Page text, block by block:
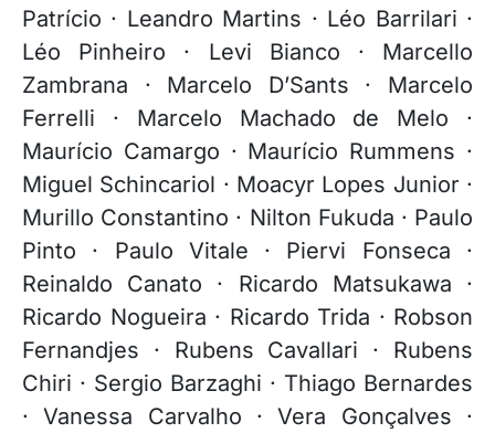
Patrício · Leandro Martins · Léo Barrilari ·
Léo Pinheiro · Levi Bianco · Marcello
Zambrana · Marcelo D’Sants · Marcelo
Ferrelli · Marcelo Machado de Melo ·
Maurício Camargo · Maurício Rummens ·
Miguel Schincariol · Moacyr Lopes Junior ·
Murillo Constantino · Nilton Fukuda · Paulo
Pinto · Paulo Vitale · Piervi Fonseca ·
Reinaldo Canato · Ricardo Matsukawa ·
Ricardo Nogueira · Ricardo Trida · Robson
Fernandjes · Rubens Cavallari · Rubens
Chiri · Sergio Barzaghi · Thiago Bernardes
· Vanessa Carvalho · Vera Gonçalves ·